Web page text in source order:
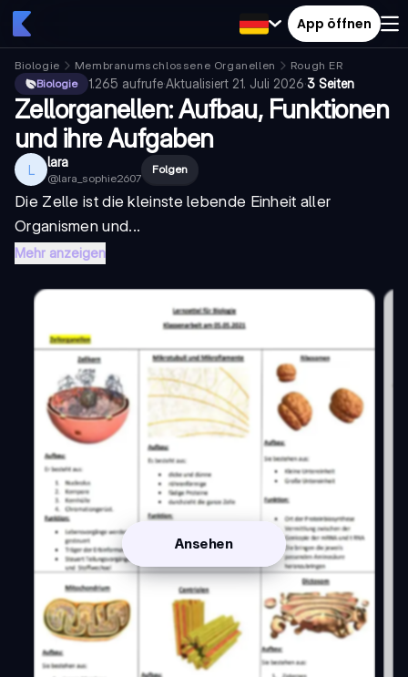
App öffnen
Biologie Membranumschlossene Organellen
Rough ER
Biologie
1.265 aufrufe·Aktualisiert 21. Juli 2026·3 Seiten
Zellorganellen: Aufbau, Funktionen
und ihre Aufgaben
L lara
@lara_sophie2607
Folgen
Die Zelle ist die kleinste lebende Einheit aller
Organismen und...
Mehr anzeigen
Ansehen